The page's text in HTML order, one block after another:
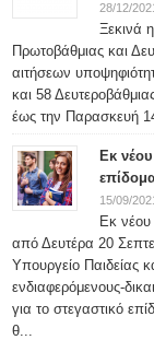
28/12/
Ξεκινά
Πρωτοβάθμιας και
αιτήσεων
και 58
έως την Παρασκευή
Εκ
15/09/
Εκ νέου
από Δευτέρα 20
Υπουργείο Παιδείας
ενδιαφερόμενους-
για το στεγαστικό
θ...